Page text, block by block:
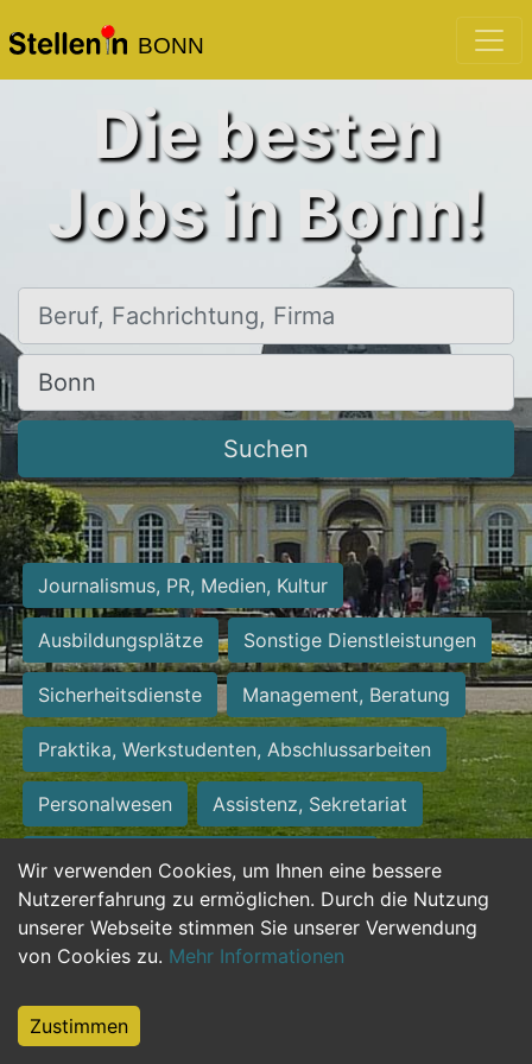
BONN
Wir verwenden Cookies, um Ihnen eine bessere
Nutzererfahrung zu ermöglichen. Durch die Nutzung
unserer Webseite stimmen Sie unserer Verwendung
von Cookies zu. Mehr Informationen
Zustimmen
Die besten
Jobs in Bonn!
Beruf, Fachrichtung, Firma
Ort, Stadt
Suchen
Journalismus, PR, Medien, Kultur
Ausbildungsplätze Sonstige Dienstleistungen
Sicherheitsdienste Management, Beratung
Praktika, Werkstudenten, Abschlussarbeiten
Personalwesen Assistenz, Sekretariat
Hilfskräfte, Aushilfs- und Nebenjobs
Einkauf, Logistik, Materialwirtschaft
Weiterbildung, Studium, duale Ausbildung
Tourismus